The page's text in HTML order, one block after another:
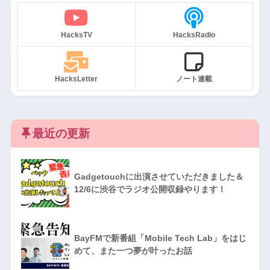
HacksTV HacksRadio
HacksLetter ノート連載
最近の更新
Gadgetouchに出演させていただきました＆
12/6に渋谷でラジオ公開収録やります！
BayFMで新番組「Mobile Tech Lab」をはじ
めて、また一つ夢が叶ったお話